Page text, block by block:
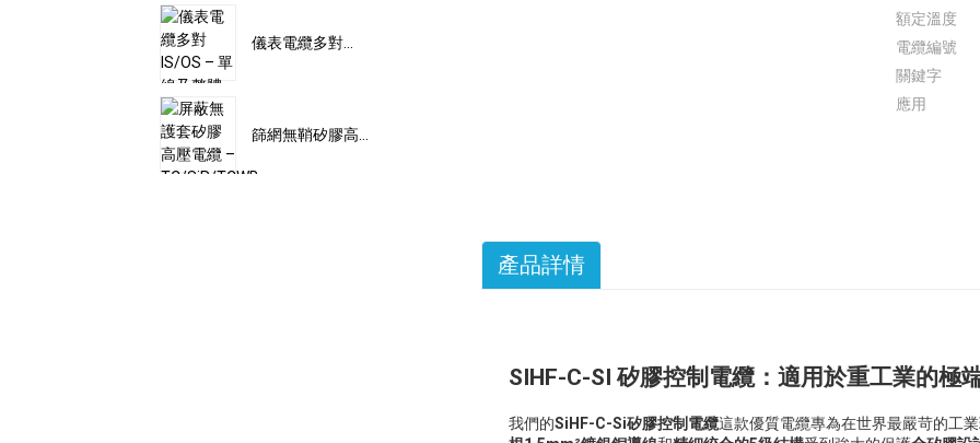
儀表電纜多對...
篩網無鞘矽膠高...
額定溫度
電纜編號
關鍵字
應用
產品詳情
SIHF-C-SI 矽膠控制電纜：適用於重工業的極
我們的SiHF-C-Si矽膠控制電纜這款優質電纜專為在世界最嚴苛的工